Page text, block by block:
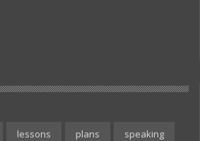
lessons plans speaking